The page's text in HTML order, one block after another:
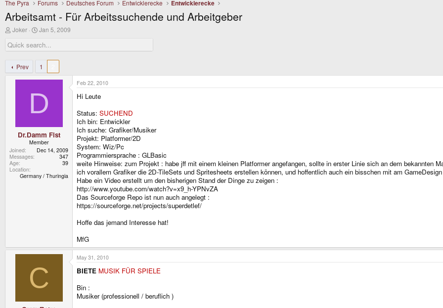
The Pyra Forums Deutsches Forum Entwicklerecke Entwicklerecke
Arbeitsamt - Für Arbeitssuchende und Arbeitgeber
T
r
e
d
s
Joker
S
a
r
d
a
t
Jan 5, 2009
Prev 1
D
Dr.Damm Fist
Member
Joined
Dec 14, 2009
Messages
347
Age
39
Location
Germany / Thuringia
Feb 22, 2010
Hi Leute
Status: SUCHEND
Ich bin: Entwickler
Ich suche: Grafiker/Musiker
Projekt: Platformer/2D
System: Wiz/Pc
Programmiersprache : GLBasic
weite Hinweise: zum Projekt : habe jff mit einem kleinen Platformer angefangen, sollte in erster Linie sich an dem bekannten
ich vorallem Grafiker die 2D-TileSets und Spritesheets erstellen können, und hoffentlich auch ein bisschen mit am
Habe ein Video erstellt um den bisherigen Stand der Dinge zu zeigen :
http://www.youtube.com/watch?v=x9_h-YPNvZA
Das Sourceforge Repo ist nun auch angelegt :
https://sourceforge.net/projects/superdetlef/
Hoffe das jemand Interesse hat!
MfG
C
May 31, 2010
BIETE MUSIK FÜR SPIELE
Bin :
Musiker (professionell / beruflich )